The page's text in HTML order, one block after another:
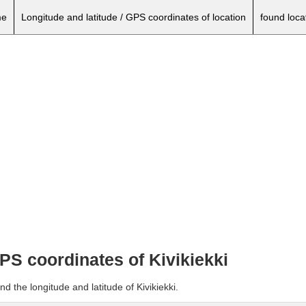
Longitude and latitude / GPS coordinates of location found
coordinates of Kivikiekki
the longitude and latitude of Kivikiekki.